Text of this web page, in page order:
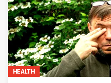
HEALTH